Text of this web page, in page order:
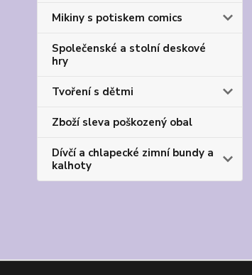
Mikiny s potiskem comics
Společenské a stolní deskové
hry
Tvoření s dětmi
Zboží sleva poškozený obal
Dívčí a chlapecké zimní bundy a
kalhoty